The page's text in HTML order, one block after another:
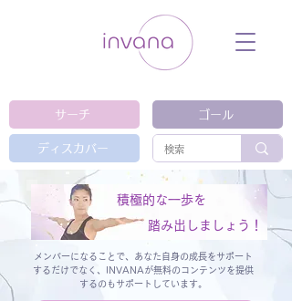
ガ 瞑想 栄養 医学 レッスン レクチャ
ー ​ストレス 免疫力 睡眠 メンタルヘル
サーチ
ディスカバー
ゴール
積極的な一歩を
踏み出しましょう！
メンバーになることで、あなた自身の成長をサポート
するだけでなく、
INVANAが無料のコンテンツを提供
するのもサポートしています。